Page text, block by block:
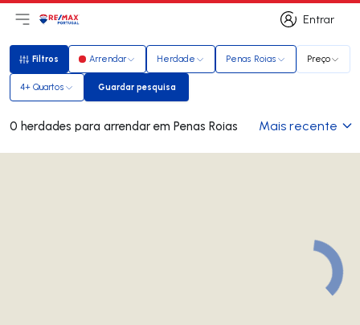
Entrar
Entrar
Abri menu principal
LogoIr para página inicial
Filtros
Filtros Arrendar Herdade Penas Roias Preço
4+ Quartos Guardar pesquisa
Guardar pesquisa
0 herdades para arrendar em Penas Roias Mais recente